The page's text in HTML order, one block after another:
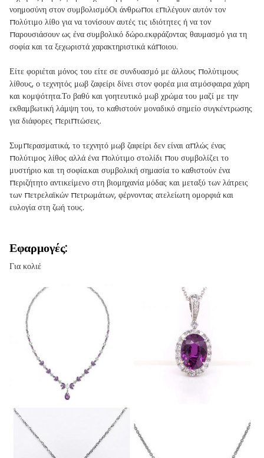
νοημοσύνη στον συμβολισμόΟι άνθρωποι επιλέγουν αυτόν τον
πολύτιμο λίθο για να τονίσουν αυτές τις ιδιότητες ή να τον
παρουσιάσουν ως ένα συμβολικό δώρο.εκφράζοντας θαυμασμό για τη
σοφία και τα ξεχωριστά χαρακτηριστικά κάποιου.
Είτε φοριέται μόνος του είτε σε συνδυασμό με άλλους πολύτιμους
λίθους, ο τεχνητός μωβ ζαφείρι δίνει στον φορέα μια ατμόσφαιρα χάρη
και κομψότητα.Το βαθύ και γοητευτικό μωβ χρώμα του μαζί με την
εκθαμβωτική λάμψη του, το καθιστούν μοναδικό σημείο συγκέντρωσης
για διάφορες περιπτώσεις.
Συμπερασματικά, το τεχνητό μωβ ζαφείρι δεν είναι απλώς ένας
πολύτιμος λίθος αλλά ένα πολύτιμο στολίδι που συμβολίζει το
μυστήριο και τη σοφία.και συμβολική σημασία το καθιστούν ένα
περιζήτητο αντικείμενο στη βιομηχανία μόδας και μεταξύ των λάτρεις
των πετρελαϊκών πετρωμάτων, φέρνοντας ατελείωτη ομορφιά και
ευλογία στη ζωή τους.
Εφαρμογές:
Για κολιέ